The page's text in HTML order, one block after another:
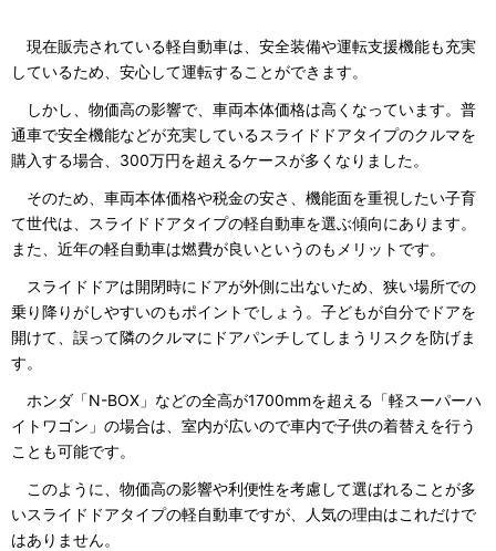
現在販売されている軽自動車は、安全装備や運転支援機能も充実
しているため、安心して運転することができます。
しかし、物価高の影響で、車両本体価格は高くなっています。普
通車で安全機能などが充実しているスライドドアタイプのクルマを
購入する場合、300万円を超えるケースが多くなりました。
そのため、車両本体価格や税金の安さ、機能面を重視したい子育
て世代は、スライドドアタイプの軽自動車を選ぶ傾向にあります。
また、近年の軽自動車は燃費が良いというのもメリットです。
スライドドアは開閉時にドアが外側に出ないため、狭い場所での
乗り降りがしやすいのもポイントでしょう。子どもが自分でドアを
開けて、誤って隣のクルマにドアパンチしてしまうリスクを防げま
す。
ホンダ「N-BOX」などの全高が1700mmを超える「軽スーパーハ
イトワゴン」の場合は、室内が広いので車内で子供の着替えを行う
ことも可能です。
このように、物価高の影響や利便性を考慮して選ばれることが多
いスライドドアタイプの軽自動車ですが、人気の理由はこれだけで
はありません。